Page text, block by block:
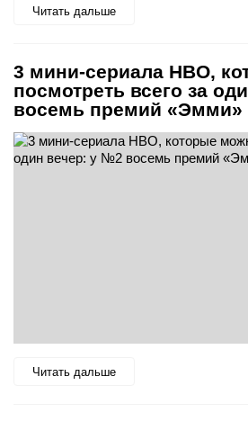
Читать дальше
3 мини-сериала HBO,
посмотреть всего за
восемь премий «Эмми»
Читать дальше